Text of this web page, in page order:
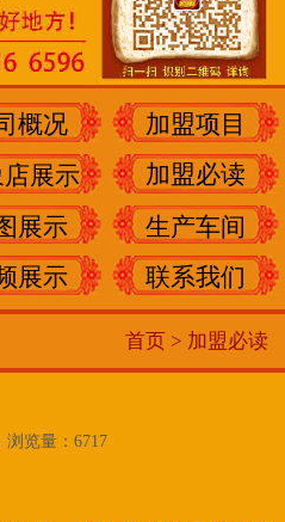
概况
加盟项目
展示
加盟必读
展示
生产车间
展示 联系我们
加盟必读
首页 >
浏览量：6717